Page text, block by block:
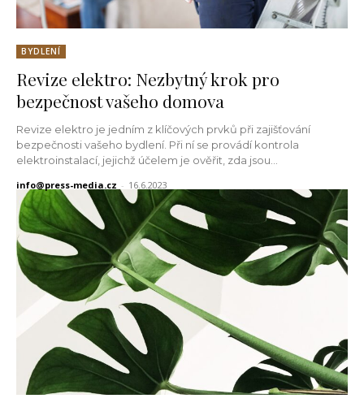
BYDLENÍ
Revize elektro: Nezbytný krok pro
bezpečnost vašeho domova
Revize elektro je jedním z klíčových prvků při zajišťování
bezpečnosti vašeho bydlení. Při ní se provádí kontrola
elektroinstalací, jejichž účelem je ověřit, zda jsou...
info@press-media.cz - 16.6.2023